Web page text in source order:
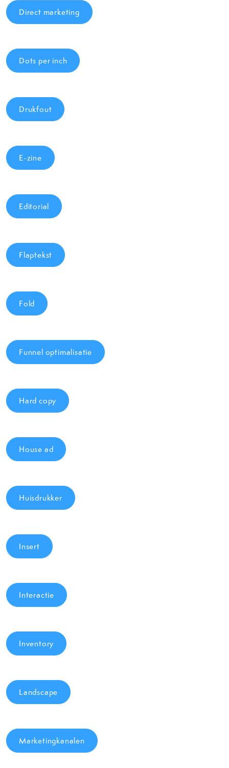
Direct marketing
Dots per inch
Drukfout
E-zine
Editorial
Flaptekst
Fold
Funnel optimalisatie
Hard copy
House ad
Huisdrukker
Insert
Interactie
Inventory
Landscape
Marketingkanalen